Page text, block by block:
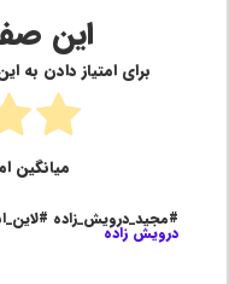
این
برای امتیاز دادن به
میانگین
#مجید_درویش_زاده
درویش زاده